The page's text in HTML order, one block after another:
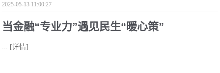
2025-05-13 11:00:27
当金融“专业力”遇见民生“暖心策”
... [详情]